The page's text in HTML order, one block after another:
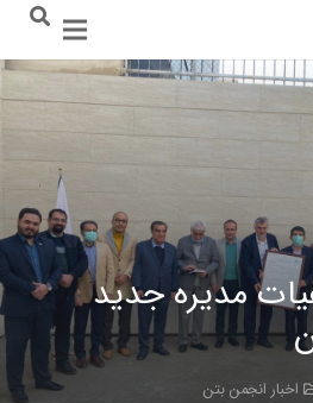
مدیره جدید
اخبار انجمن بتن